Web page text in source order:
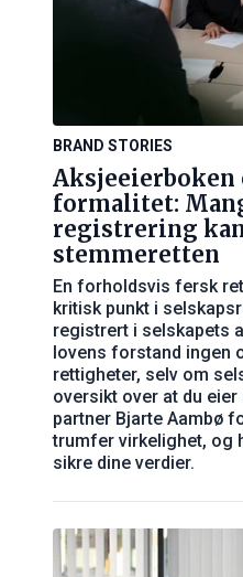
BRAND STORIES
Aksjeeierboken
formalitet:
registrering
stemmeretten
En forholdsvis fersk
kritisk punkt i
registrert i selskapets
lovens forstand ingen
rettigheter, selv om
oversikt over at du
partner Bjarte Aambø
trumfer virkelighet, og
sikre dine verdier.